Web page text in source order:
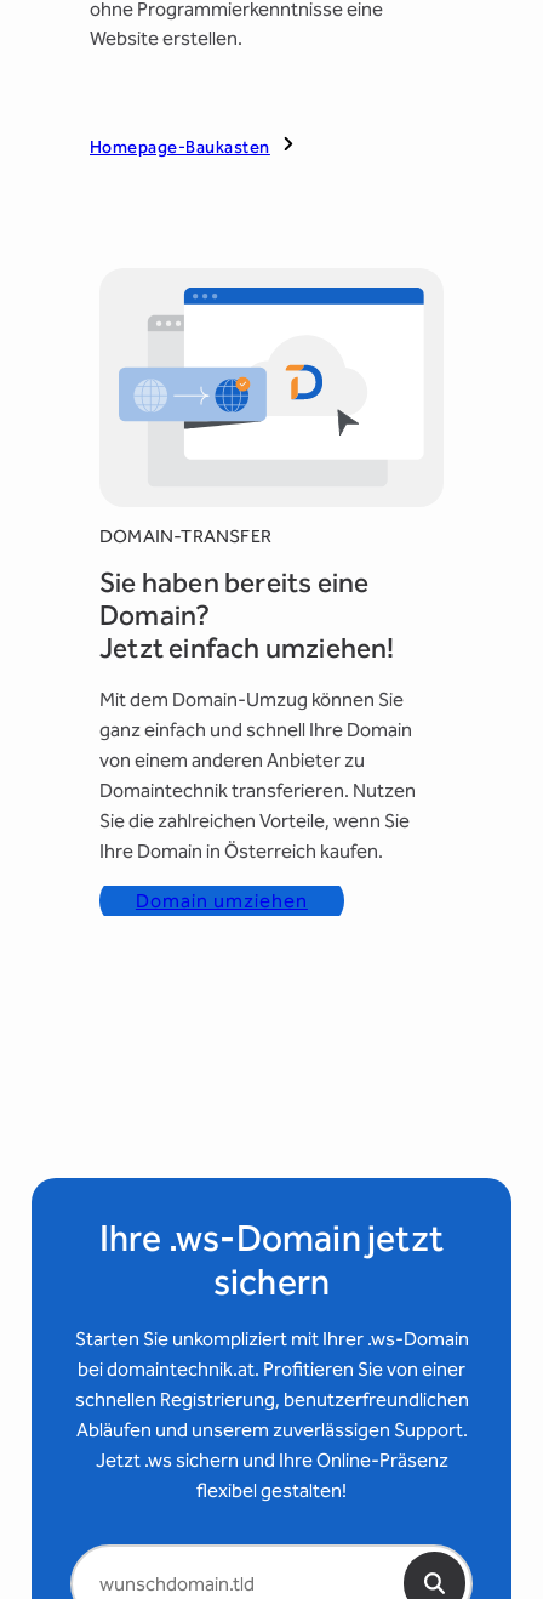
ohne Programmierkenntnisse eine
Website erstellen.
Homepage-Baukasten
DOMAIN-TRANSFER
Sie haben bereits eine
Domain?
Jetzt einfach umziehen!
Mit dem Domain-Umzug können Sie
ganz einfach und schnell Ihre Domain
von einem anderen Anbieter zu
Domaintechnik transferieren. Nutzen
Sie die zahlreichen Vorteile, wenn Sie
Ihre Domain in Österreich kaufen.
Domain umziehen
Ihre .ws-Domain jetzt
sichern
Starten Sie unkompliziert mit Ihrer .ws-Domain
bei domaintechnik.at. Profitieren Sie von einer
schnellen Registrierung, benutzerfreundlichen
Abläufen und unserem zuverlässigen Support.
Jetzt .ws sichern und Ihre Online-Präsenz
flexibel gestalten!